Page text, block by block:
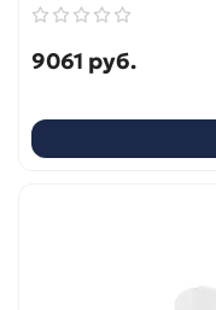
9061 руб.